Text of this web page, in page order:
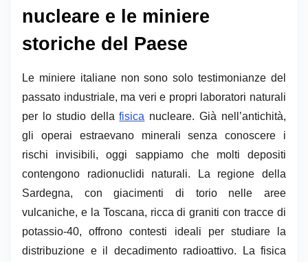
nucleare e le miniere
storiche del Paese
Le miniere italiane non sono solo testimonianze del
passato industriale, ma veri e propri laboratori naturali
per lo studio dellafisica nucleare. Già nell’antichità,
gli operai estraevano minerali senza conoscere i
rischi invisibili, oggi sappiamo che molti depositi
contengono radionuclidi naturali. La regione della
Sardegna, con giacimenti di torio nelle aree
vulcaniche, e la Toscana, ricca di graniti con tracce di
potassio-40, offrono contesti ideali per studiare la
distribuzione e il decadimento radioattivo. La fisica